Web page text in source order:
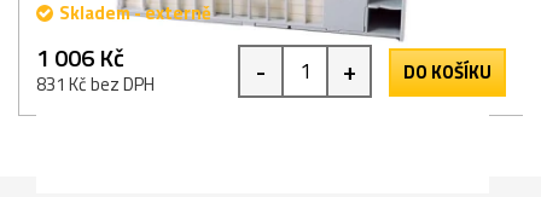
Skladem - externě
1 006 Kč
831 Kč bez DPH - + DO KOŠÍKU